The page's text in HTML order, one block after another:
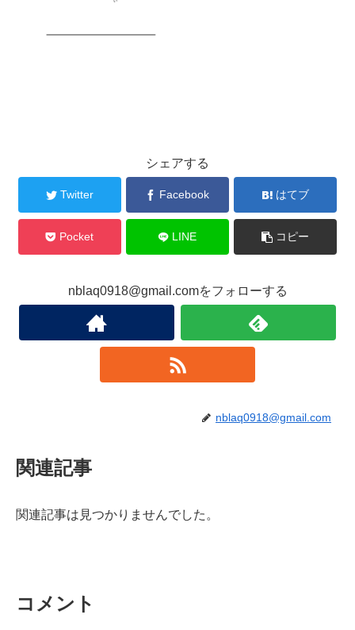
シェアする
Twitter Facebook はてブ
Pocket LINE コピー
nblaq0918@gmail.comをフォローする
nblaq0918@gmail.com
関連記事
関連記事は見つかりませんでした。
コメント